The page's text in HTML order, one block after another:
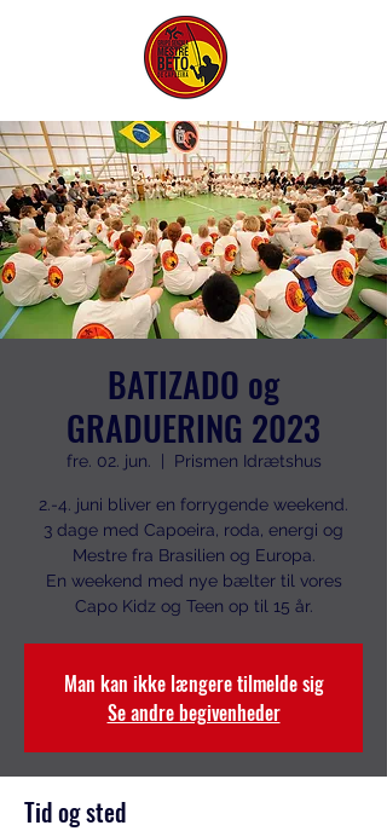
BATIZADO og
GRADUERING 2023
fre. 02. jun. Prismen Idrætshus
2.-4. juni bliver en forrygende weekend.
3 dage med Capoeira, roda, energi og
Mestre fra Brasilien og Europa.
En weekend med nye bælter til vores
Capo Kidz og Teen op til 15 år.
Man kan ikke længere tilmelde sig
Se andre begivenheder
Tid og sted